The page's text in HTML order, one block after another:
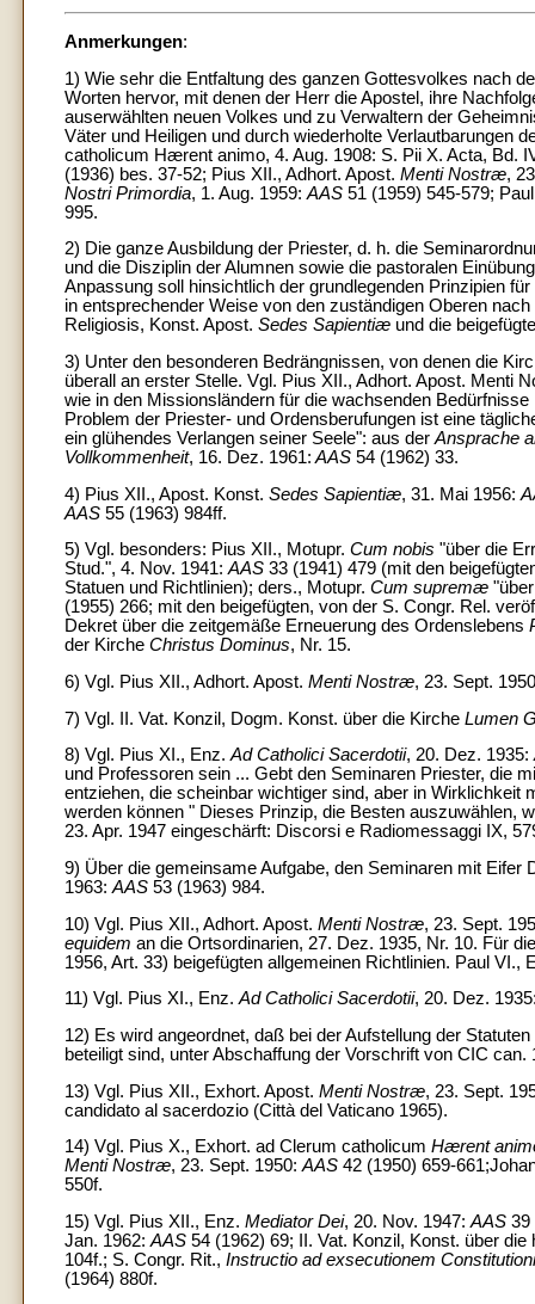
Anmerkungen:
1) Wie sehr die Entfaltung des ganzen Gottesvolkes nach
Worten hervor, mit denen der Herr die Apostel, ihre
auserwählten neuen Volkes und zu Verwaltern der
Väter und Heiligen und durch wiederholte Verlautbarungen
catholicum Hærent animo, 4. Aug. 1908: S. Pii X. Acta, Bd.
(1936) bes. 37-52; Pius XII., Adhort. Apost. Menti Nostræ,
Nostri Primordia, 1. Aug. 1959: AAS 51 (1959) 545-579;
995.
2) Die ganze Ausbildung der Priester, d. h. die
und die Disziplin der Alumnen sowie die pastoralen
Anpassung soll hinsichtlich der grundlegenden Prinzipien
in entsprechender Weise von den zuständigen Oberen
Religiosis, Konst. Apost. Sedes Sapientiæ und die
3) Unter den besonderen Bedrängnissen, von denen die
überall an erster Stelle. Vgl. Pius XII., Adhort. Apost. Menti
wie in den Missionsländern für die wachsenden
Problem der Priester- und Ordensberufungen ist eine
ein glühendes Verlangen seiner Seele": aus der Ansprache
Vollkommenheit, 16. Dez. 1961: AAS 54 (1962) 33.
4) Pius XII., Apost. Konst. Sedes Sapientiæ, 31. Mai 1956:
AAS 55 (1963) 984ff.
5) Vgl. besonders: Pius XII., Motupr. Cum nobis "über die
Stud.", 4. Nov. 1941:AAS 33 (1941) 479 (mit den
Statuen und Richtlinien); ders., Motupr. Cum supremæ
(1955) 266; mit den beigefügten, von der S. Congr. Rel.
Dekret über die zeitgemäße Erneuerung des Ordenslebens
der Kirche Christus Dominus, Nr. 15.
6) Vgl. Pius XII., Adhort. Apost. Menti Nostræ, 23. Sept.
7) Vgl. II. Vat. Konzil, Dogm. Konst. über die Kirche Lumen
8) Vgl. Pius XI., Enz.Ad Catholici Sacerdotii, 20. Dez. 1935:
und Professoren sein ... Gebt den Seminaren Priester, die
entziehen, die scheinbar wichtiger sind, aber in Wirklichkeit
werden können " Dieses Prinzip, die Besten auszuwählen,
23. Apr. 1947 eingeschärft: Discorsi e Radiomessaggi IX,
9) Über die gemeinsame Aufgabe, den Seminaren mit
1963: AAS 53 (1963) 984.
10) Vgl. Pius XII., Adhort. Apost. Menti Nostræ, 23. Sept.
equidem an die Ortsordinarien, 27. Dez. 1935, Nr. 10. Für
1956, Art. 33) beigefügten allgemeinen Richtlinien. Paul VI.,
11) Vgl. Pius XI., Enz.Ad Catholici Sacerdotii, 20. Dez.
12) Es wird angeordnet, daß bei der Aufstellung der
beteiligt sind, unter Abschaffung der Vorschrift von CIC can.
13) Vgl. Pius XII., Exhort. Apost. Menti Nostræ, 23. Sept.
candidato al sacerdozio (Città del Vaticano 1965).
14) Vgl. Pius X., Exhort. ad Clerum catholicum Hærent
Menti Nostræ, 23. Sept. 1950:AAS 42 (1950) 659-
550f.
15) Vgl. Pius XII., Enz. Mediator Dei, 20. Nov. 1947: AAS 39
Jan. 1962: AAS 54 (1962) 69; II. Vat. Konzil, Konst. über die
104f.; S. Congr. Rit., Instructio ad exsecutionem
(1964) 880f.